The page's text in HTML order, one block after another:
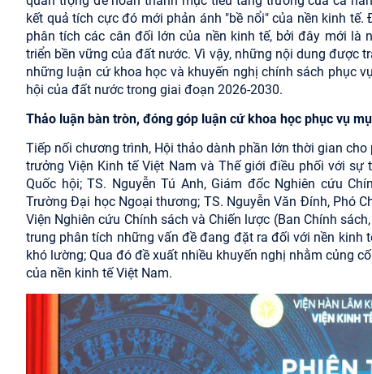
kết quả tích cực đó mới phản ánh "bề nổi" của nền kinh
phân tích các cân đối lớn của nền kinh tế, bởi đây mới
triển bền vững của đất nước. Vì vậy, những nội dung được
những luận cứ khoa học và khuyến nghị chính sách phục
hội của đất nước trong giai đoạn 2026-2030.
Thảo luận bàn tròn, đóng góp luận cứ khoa học phục vụ
Tiếp nối chương trình, Hội thảo dành phần lớn thời gian
trưởng Viện Kinh tế Việt Nam và Thế giới điều phối với
Quốc hội; TS. Nguyễn Tú Anh, Giám đốc Nghiên cứu
Trường Đại học Ngoại thương; TS. Nguyễn Văn Đính, Phó
Viện Nghiên cứu Chính sách và Chiến lược (Ban Chính
trung phân tích những vấn đề đang đặt ra đối với nền kinh
khó lường; Qua đó đề xuất nhiều khuyến nghị nhằm củng
của nền kinh tế Việt Nam.